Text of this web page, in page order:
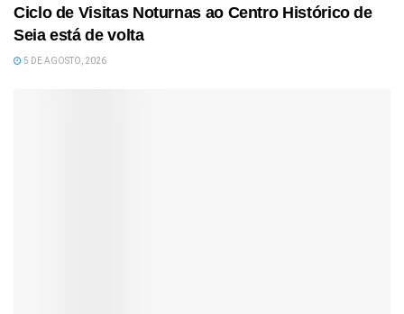
Ciclo de Visitas Noturnas ao Centro Histórico de
Seia está de volta
5 DE AGOSTO, 2026